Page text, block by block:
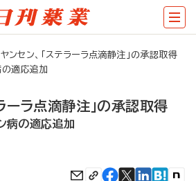
ヤンセン、「ステラーラ点滴静注」の承認取得
適応追加
ーラ点滴静注」の承認取得
病の適応追加